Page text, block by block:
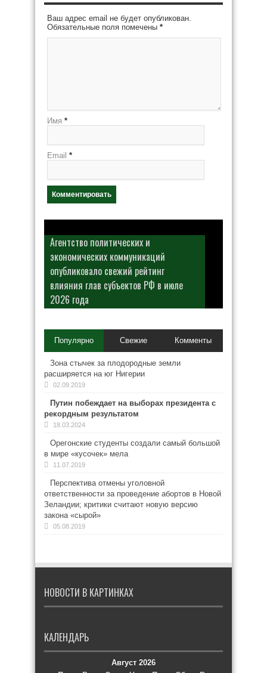
Ваш адрес email не будет опубликован.
Обязательные поля помечены *
Имя *
Email *
Агентство политических и
экономических коммуникаций
опубликовало свежий рейтинг
влияния глав субъектов РФ в июле
2026 года
Популярно Свежие Комменты
Зона стычек за плодородные земли
расширяется на юг Нигерии
02.09.2019
Путин побеждает на выборах президента с
рекордным результатом
18.03.2024
Орегонские студенты создали самый большой
в мире «кусочек» мела
11.07.2019
Перспектива отмены уголовной
ответственности за проведение абортов в Новой
Зеландии; критики считают новую версию
закона «сырой»
05.08.2019
НОВОСТИ В КАРТИНКАХ
КАЛЕНДАРЬ
Август 2026